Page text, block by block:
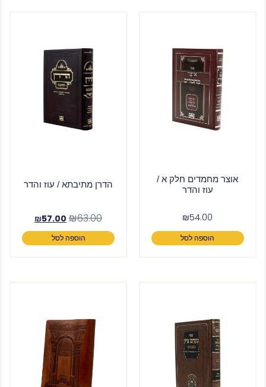
אוצר מחמדים חלק א /
עוז והדר
₪54.00
הוספה לסל
הדרן מתיבתא / עוז והדר
₪63.00
₪57.00
הוספה לסל